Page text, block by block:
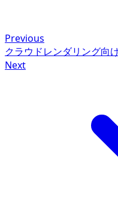
Previous
クラウドレンダリング向
Next